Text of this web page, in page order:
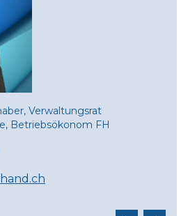
Verwaltungsrat
Betriebsökonom FH